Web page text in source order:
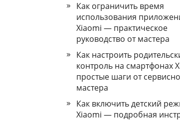
Как ограничить время
использования
Xiaomi — практическое
руководство от мастера
Как настроить
контроль на смартфонах
простые шаги от
мастера
Как включить детский
Xiaomi — подробная